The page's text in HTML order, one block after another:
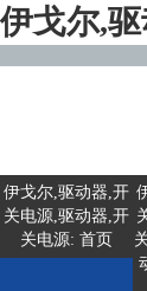
伊戈尔,
伊戈尔,驱动器,开
关电源,驱动器,开
关电源: 首页